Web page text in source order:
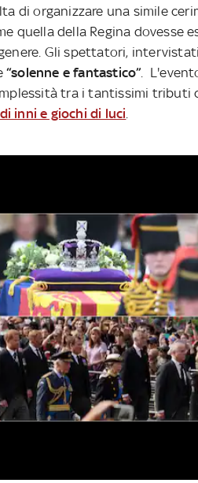
di organizzare una simile
quella della Regina dovesse
Gli spettatori,
“solenne e fantastico”.
tra i tantissimi tributi
inni e giochi di luci.